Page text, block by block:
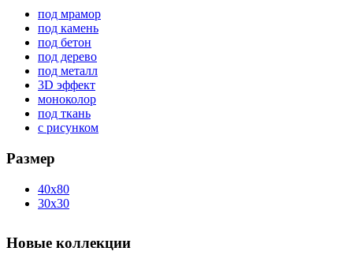
под мрамор
под камень
под бетон
под дерево
под металл
3D эффект
моноколор
под ткань
с рисунком
Размер
40x80
30x30
Новые коллекции